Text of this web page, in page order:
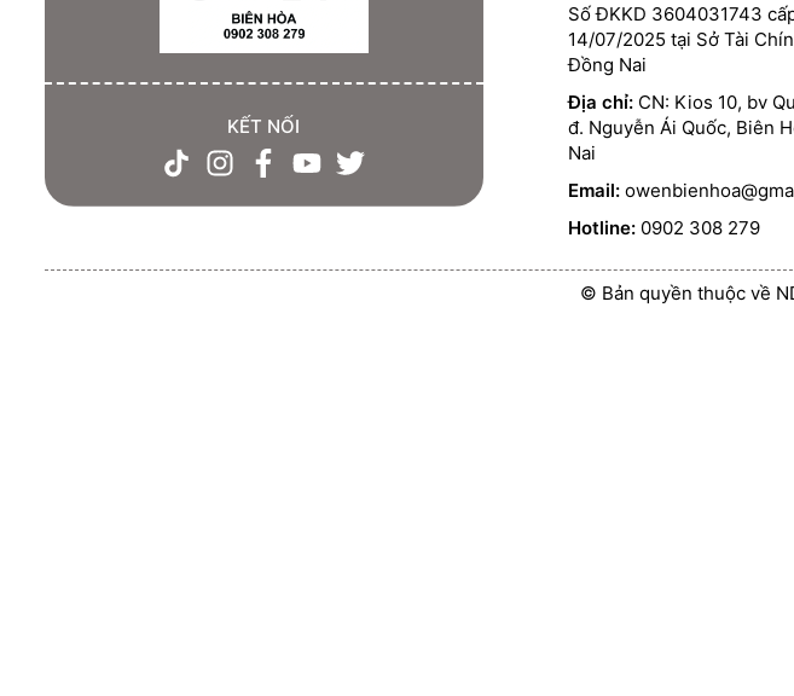
KẾT NỐI
Số ĐKKD 3604031743
14/07/2025 tại Sở Tài
Đồng Nai
Địa chỉ: CN: Kios 10, bv
đ. Nguyễn Ái Quốc, Biên
Nai
Email:
Hotline: 0902 308 279
© Bản quyền thuộc về